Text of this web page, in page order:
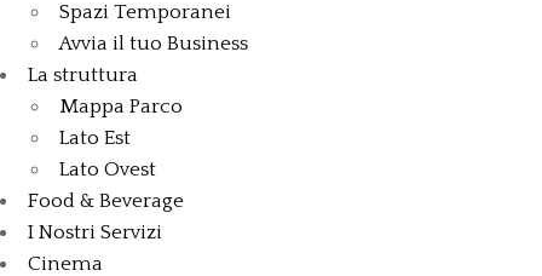
Spazi Temporanei
Avvia il tuo Business
La struttura
Mappa Parco
Lato Est
Lato Ovest
Food & Beverage
I Nostri Servizi
Cinema